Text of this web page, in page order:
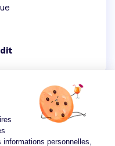
être remboursé.
avant de